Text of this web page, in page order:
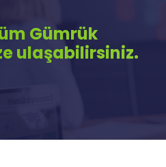
Gümrük
ulaşabilirsiniz.